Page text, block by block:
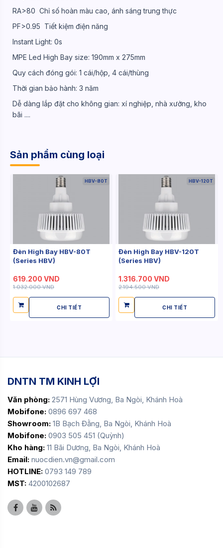
RA>80 Chỉ số hoàn màu cao, ánh sáng trung thực
PF>0.95 Tiết kiệm điện năng
Instant Light: 0s
MPE Led High Bay size: 190mm x 275mm
Quy cách đóng gói: 1 cái/hộp, 4 cái/thùng
Thời gian bảo hành: 3 năm
Dễ dàng lắp đặt cho không gian: xí nghiệp, nhà xưởng, kho
bãi ....
Sản phẩm cùng loại
HBV-80T
Đèn High Bay HBV-80T
(Series HBV)
619.200 VND
1.032.000 VND
CHI TIẾT
HBV-120T
Đèn High Bay HBV-120T
(Series HBV)
1.316.700 VND
2.194.500 VND
CHI TIẾT
DNTN TM KINH LỢI
Văn phòng: 2571 Hùng Vương, Ba Ngòi, Khánh Hoà
Mobifone: 0896 697 468
Showroom: 1B Bạch Đằng, Ba Ngòi, Khánh Hoà
Mobifone: 0903 505 451 (Quỳnh)
Kho hàng: 11 Bãi Dương, Ba Ngòi, Khánh Hoà
Email: nuocdien.vn@gmail.com
HOTLINE: 0793 149 789
MST: 4200102687